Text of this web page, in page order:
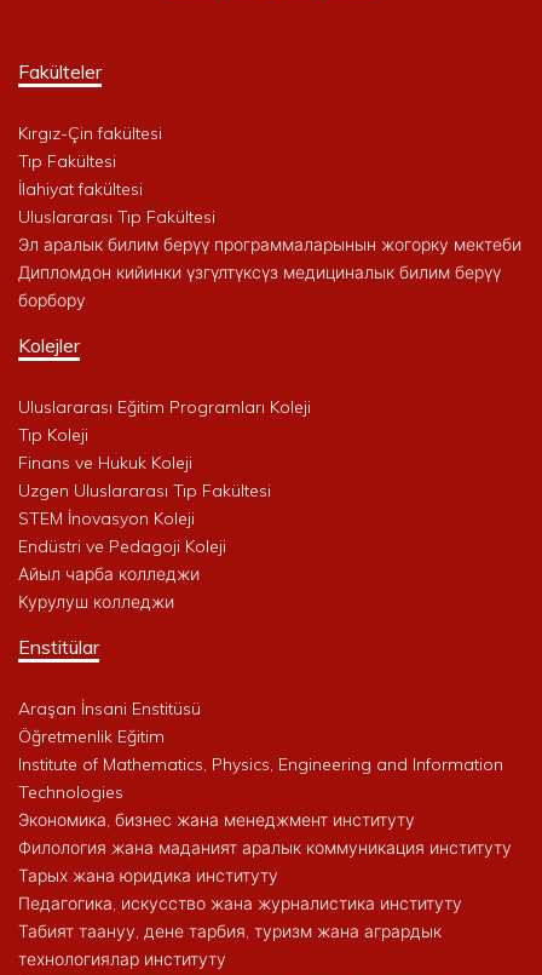
Fakülteler
Kırgız-Çin fakültesi
Tıp Fakültesi
İlahiyat fakültesi
Uluslararası Tıp Fakültesi
Эл аралык билим берүү программаларынын жогорку мектеби
Дипломдон кийинки үзгүлтүксүз медициналык билим берүү
борбору
Kolejler
Uluslararası Eğitim Programları Koleji
Tıp Koleji
Finans ve Hukuk Koleji
Uzgen Uluslararası Tıp Fakültesi
STEM İnovasyon Koleji
Endüstri ve Pedagoji Koleji
Айыл чарба колледжи
Курулуш колледжи
Enstitülar
Araşan İnsani Enstitüsü
Öğretmenlik Eğitim
Institute of Mathematics, Physics, Engineering and Information
Technologies
Экономика, бизнес жана менеджмент институту
Филология жана маданият аралык коммуникация институту
Тарых жана юридика институту
Педагогика, искусство жана журналистика институту
Табият таануу, дене тарбия, туризм жана агрардык
технологиялар институту